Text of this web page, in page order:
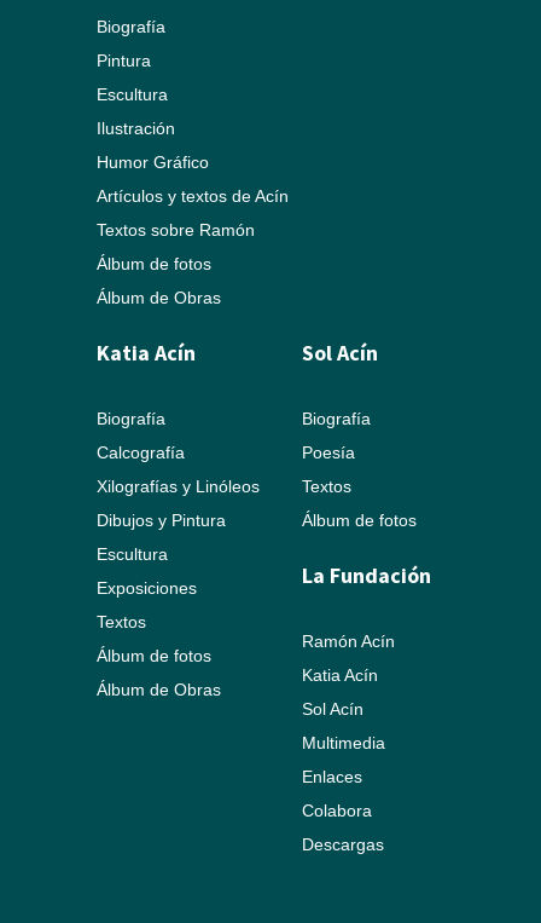
Biografía
Pintura
Escultura
Ilustración
Humor Gráfico
Artículos y textos de Acín
Textos sobre Ramón
Álbum de fotos
Álbum de Obras
Katia Acín
Biografía
Calcografía
Xilografías y Linóleos
Dibujos y Pintura
Escultura
Exposiciones
Textos
Álbum de fotos
Álbum de Obras
Sol Acín
Biografía
Poesía
Textos
Álbum de fotos
La Fundación
Ramón Acín
Katia Acín
Sol Acín
Multimedia
Enlaces
Colabora
Descargas